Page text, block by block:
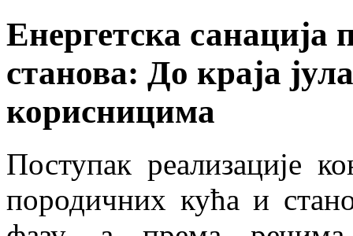
Енергетска санација
станова: До краја
корисницима
Поступак реализације
породичних кућа и